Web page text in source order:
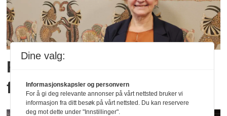
Psykologisk trygghet:­ Et
fruktbart jobbklima
Dine valg:
Informasjonskapsler og personvern
For å gi deg relevante annonser på vårt nettsted bruker vi
informasjon fra ditt besøk på vårt nettsted. Du kan reservere
deg mot dette under "Innstillinger".